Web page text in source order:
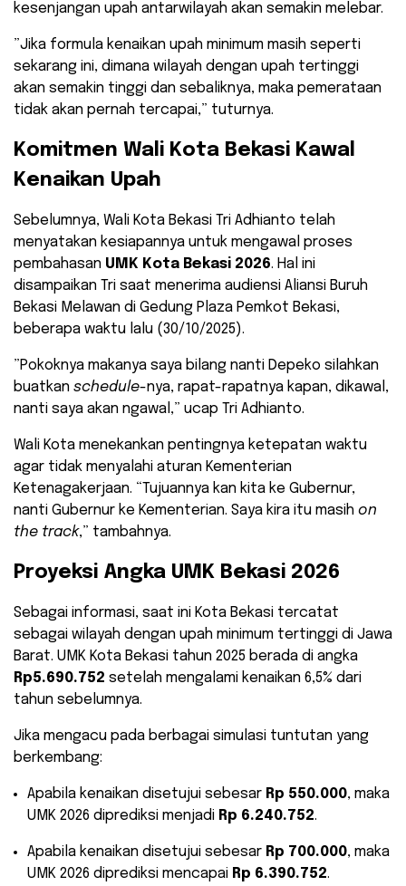
kesenjangan upah antarwilayah akan semakin melebar.
​”Jika formula kenaikan upah minimum masih seperti
sekarang ini, dimana wilayah dengan upah tertinggi
akan semakin tinggi dan sebaliknya, maka pemerataan
tidak akan pernah tercapai,” tuturnya.
​Komitmen Wali Kota Bekasi Kawal
Kenaikan Upah
​Sebelumnya, Wali Kota Bekasi Tri Adhianto telah
menyatakan kesiapannya untuk mengawal proses
pembahasan UMK Kota Bekasi 2026. Hal ini
disampaikan Tri saat menerima audiensi Aliansi Buruh
Bekasi Melawan di Gedung Plaza Pemkot Bekasi,
beberapa waktu lalu (30/10/2025).
​”Pokoknya makanya saya bilang nanti Depeko silahkan
buatkan schedule-nya, rapat-rapatnya kapan, dikawal,
nanti saya akan ngawal,” ucap Tri Adhianto.
​Wali Kota menekankan pentingnya ketepatan waktu
agar tidak menyalahi aturan Kementerian
Ketenagakerjaan. “Tujuannya kan kita ke Gubernur,
nanti Gubernur ke Kementerian. Saya kira itu masih on
the track,” tambahnya.
​Proyeksi Angka UMK Bekasi 2026
​Sebagai informasi, saat ini Kota Bekasi tercatat
sebagai wilayah dengan upah minimum tertinggi di Jawa
Barat. UMK Kota Bekasi tahun 2025 berada di angka
Rp5.690.752 setelah mengalami kenaikan 6,5% dari
tahun sebelumnya.
​Jika mengacu pada berbagai simulasi tuntutan yang
berkembang:
​Apabila kenaikan disetujui sebesar Rp 550.000, maka
UMK 2026 diprediksi menjadi Rp 6.240.752.
​Apabila kenaikan disetujui sebesar Rp 700.000, maka
UMK 2026 diprediksi mencapai Rp 6.390.752.